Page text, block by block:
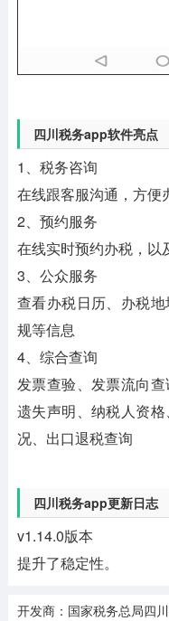
四川税务app软件亮点
1、税务咨询
在线跟客服沟通，方便
2、预约服务
在线实时预约办税，以
3、公众服务
查看办税日历、办税
规等信息
4、综合查询
发票查验、发票流向
遗失声明、纳税人资
况、出口退税查询
四川税务app更新日志
v1.14.0版本
提升了稳定性。
开发商：国家税务总局四